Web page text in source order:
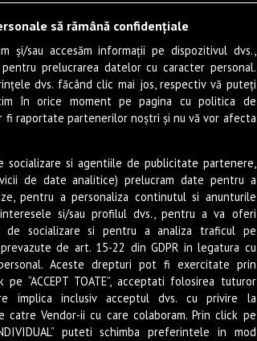
Concerte
Artă & Cultură
Teatru
Film
Program filme
Lifestyle
Muzică
Sunete Live
Eat & Drink
POP-UP Stories
Junior
Newsletter
Toate drepturile rezervate.
să rămână confidențiale
și/sau accesăm informații pe dispozitivul dvs.,
prelucrarea datelor cu caracter personal.
dvs. făcând clic mai jos, respectiv vă puteți
în orice moment pe pagina cu politica de
fi raportate partenerilor noștri și nu vă vor afecta
si agentiile de publicitate partenere,
de date analitice) prelucram date pentru a
pentru a personaliza continutul si anunturile
si/sau profilul dvs., pentru a va oferi
socializare si pentru a analiza traficul pe
de art. 15-22 din GDPR in legatura cu
Aceste drepturi pot fi exercitate prin
pe “ACCEPT TOATE”, acceptati folosirea tuturor
implica inclusiv acceptul dvs. cu privire la
catre Vendor-ii cu care colaboram. Prin click pe
puteti schimba preferintele in mod